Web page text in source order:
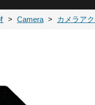
以上
未満
以上
未満
立式スクリーン(16:9)
立式スクリーン(4:3)
フロアタイプ／吊下げ／
Event Master Series
プレゼンテーションス
ライブスイッチャー
各種セレクター
フォーマットコンバー
ストリーミングアクセ
分配器
伝送機器
その他周辺（映像）
Camera カメラア